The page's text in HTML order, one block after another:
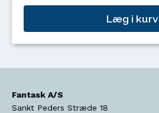
Læg i kurv
Fantask A/S
Sankt Peders Stræde 18